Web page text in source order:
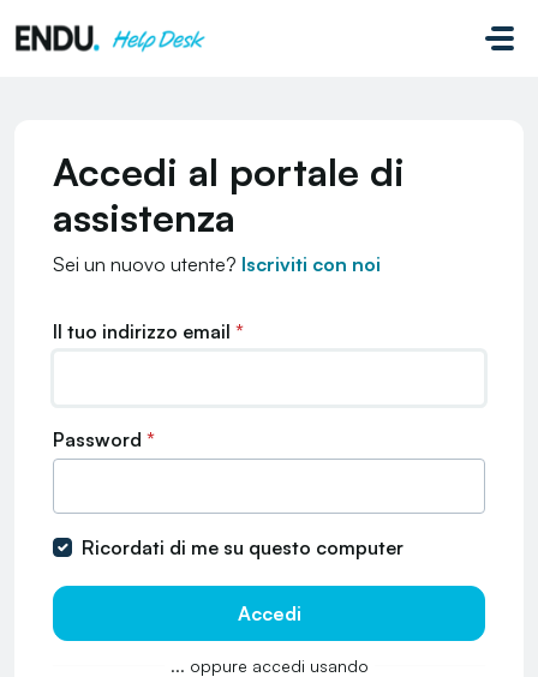
Accedi al portale di
assistenza
Sei un nuovo utente? Iscriviti con noi
Il tuo indirizzo email *
Password *
Ricordati di me su questo computer
Accedi
... oppure accedi usando